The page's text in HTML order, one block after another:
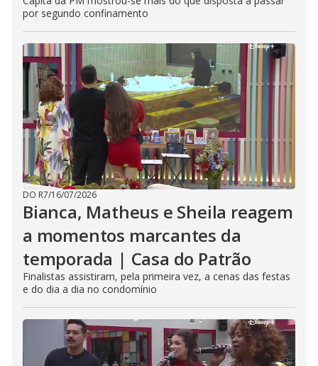
por segundo confinamento
DO R7/16/07/2026
Bianca, Matheus e Sheila reagem
a momentos marcantes da
temporada | Casa do Patrão
Finalistas assistiram, pela primeira vez, a cenas das festas
e do dia a dia no condomínio